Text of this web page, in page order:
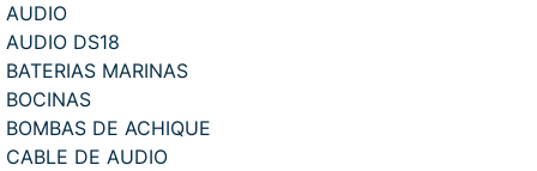
AUDIO
AUDIO DS18
BATERIAS MARINAS
BOCINAS
BOMBAS DE ACHIQUE
CABLE DE AUDIO